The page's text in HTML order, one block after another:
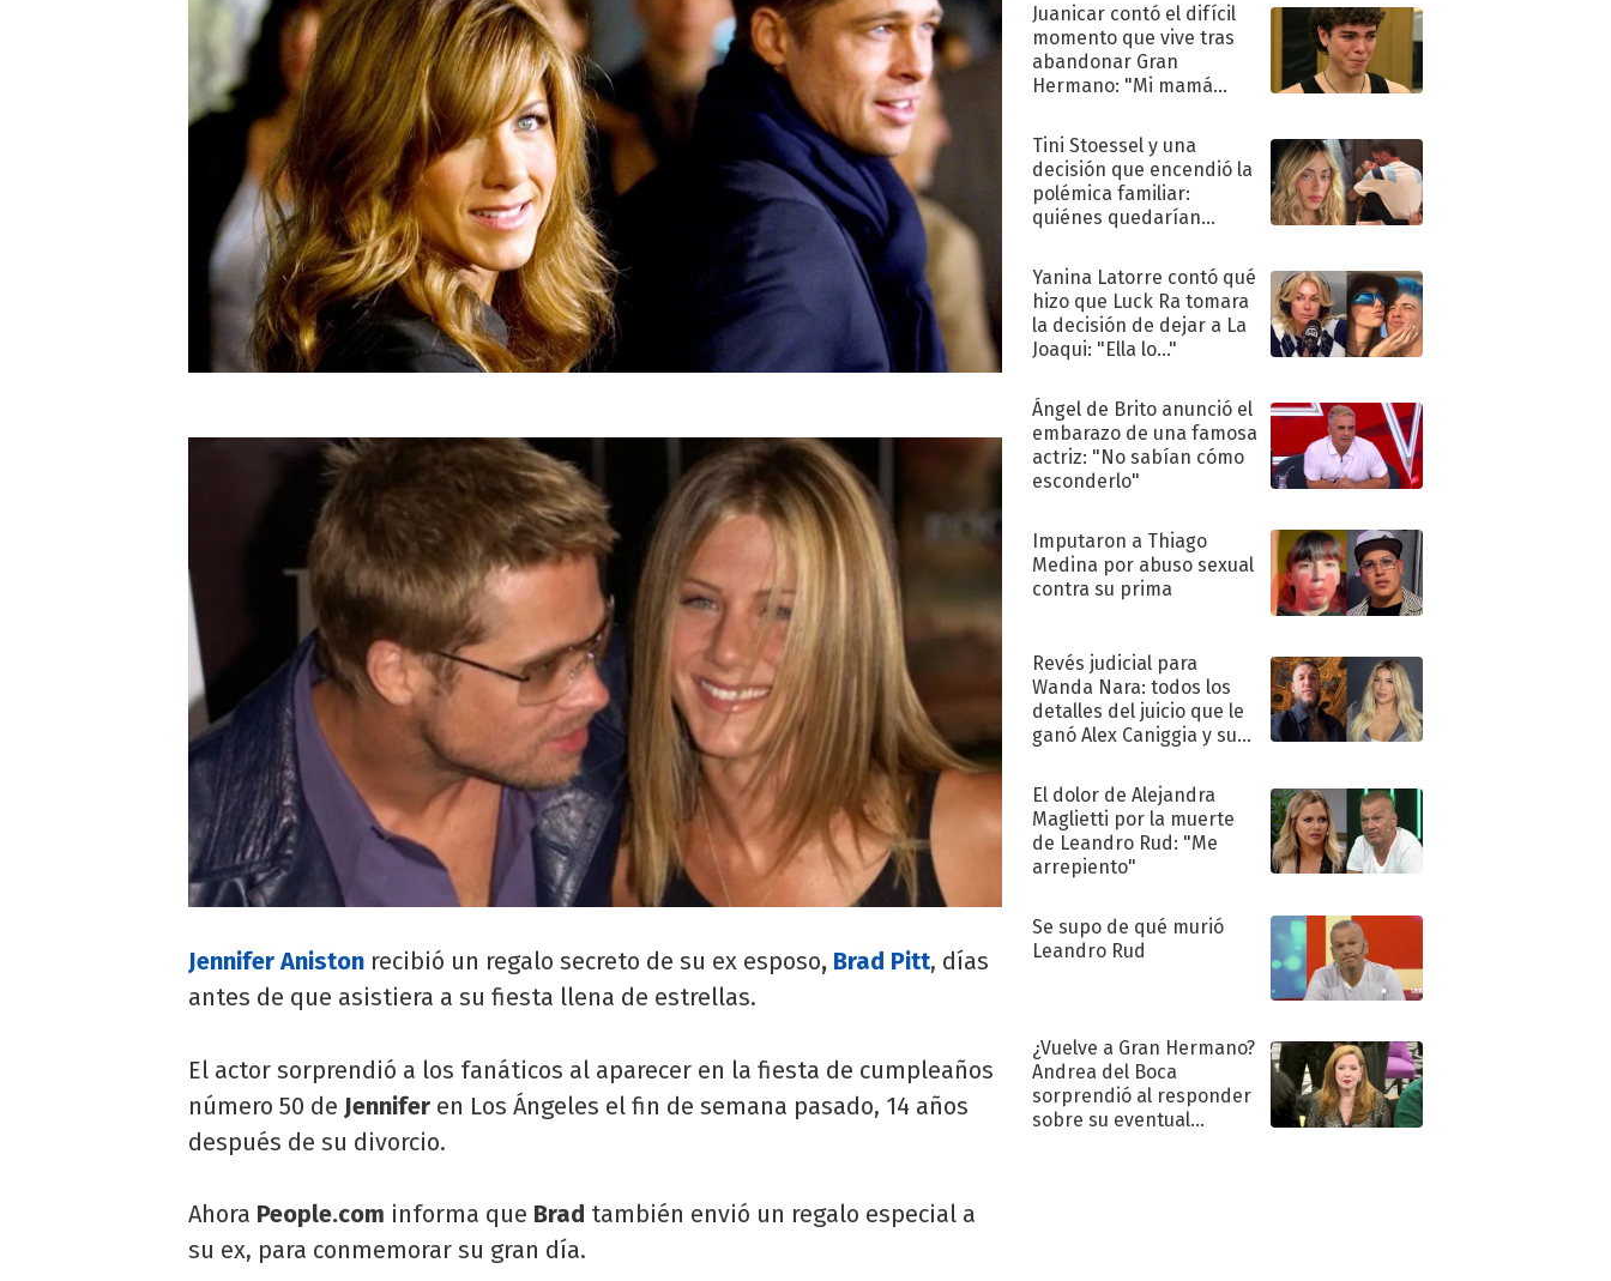
Jennifer Aniston recibió un regalo secreto de su ex esposo, Brad Pitt, días
antes de que asistiera a su fiesta llena de estrellas.
El actor sorprendió a los fanáticos al aparecer en la fiesta de cumpleaños
número 50 de Jennifer en Los Ángeles el fin de semana pasado, 14 años
después de su divorcio.
Ahora People.com informa que Brad también envió un regalo especial a
su ex, para conmemorar su gran día.
Juanicar contó el difícil
momento que vive tras
abandonar Gran
Hermano: "Mi mamá
Tini Stoessel y una
decisión que encendió la
polémica familiar:
quiénes quedarían
Yanina Latorre contó qué
hizo que Luck Ra tomara
la decisión de dejar a La
Joaqui: "Ella lo..."
Ángel de Brito anunció el
embarazo de una famosa
actriz: "No sabían cómo
esconderlo"
Imputaron a Thiago
Medina por abuso sexual
contra su prima
Revés judicial para
Wanda Nara: todos los
detalles del juicio que le
ganó Alex Caniggia y sus
El dolor de Alejandra
Maglietti por la muerte
de Leandro Rud: "Me
arrepiento"
Se supo de qué murió
Leandro Rud
¿Vuelve a Gran Hermano?
Andrea del Boca
sorprendió al responder
sobre su eventual